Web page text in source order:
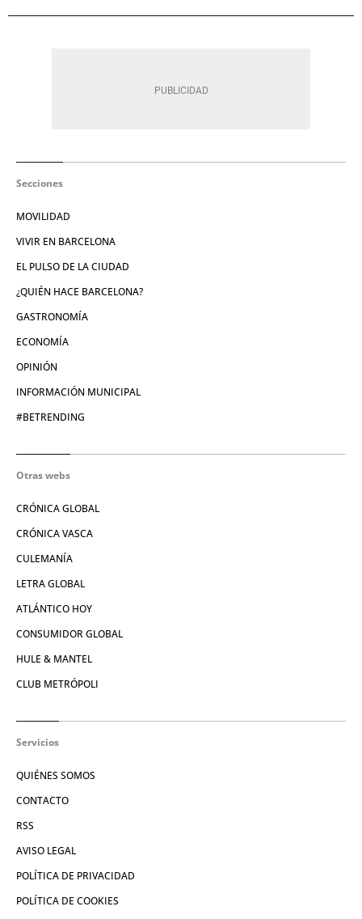
Secciones
MOVILIDAD
VIVIR EN BARCELONA
EL PULSO DE LA CIUDAD
¿QUIÉN HACE BARCELONA?
GASTRONOMÍA
ECONOMÍA
OPINIÓN
INFORMACIÓN MUNICIPAL
#BETRENDING
Otras webs
CRÓNICA GLOBAL
CRÓNICA VASCA
CULEMANÍA
LETRA GLOBAL
ATLÁNTICO HOY
CONSUMIDOR GLOBAL
HULE & MANTEL
CLUB METRÓPOLI
Servicios
QUIÉNES SOMOS
CONTACTO
RSS
AVISO LEGAL
POLÍTICA DE PRIVACIDAD
POLÍTICA DE COOKIES